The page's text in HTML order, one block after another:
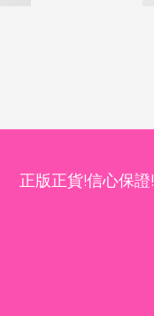
正版正貨!信心保證!